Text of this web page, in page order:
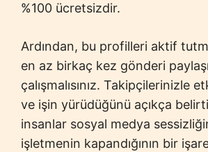
%100 ücretsizdir.
Ardından, bu profilleri aktif
en az birkaç kez gönderi
çalışmalısınız. Takipçilerinizle
ve işin yürüdüğünü açıkça
insanlar sosyal medya
işletmenin kapandığının bir